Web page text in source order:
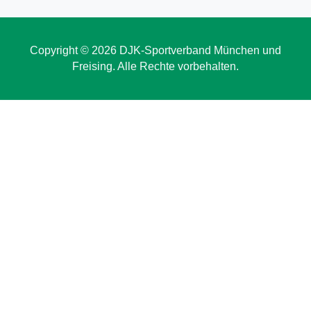
Copyright © 2026 DJK-Sportverband München und
Freising. Alle Rechte vorbehalten.